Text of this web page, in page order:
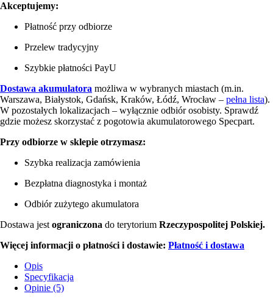
Akceptujemy:
Płatność przy odbiorze
Przelew tradycyjny
Szybkie płatności PayU
Dostawa akumulatora możliwa w wybranych miastach (m.in.
Warszawa, Białystok, Gdańsk, Kraków, Łódź, Wrocław – pełna lista).
W pozostałych lokalizacjach – wyłącznie odbiór osobisty. Sprawdź
gdzie możesz skorzystać z pogotowia akumulatorowego Specpart.
Przy odbiorze w sklepie otrzymasz:
Szybka realizacja zamówienia
Bezpłatna diagnostyka i montaż
Odbiór zużytego akumulatora
Dostawa jest ograniczona do terytorium Rzeczypospolitej Polskiej.
Więcej informacji o płatności i dostawie: Płatność i dostawa
Opis
Specyfikacja
Opinie (5)